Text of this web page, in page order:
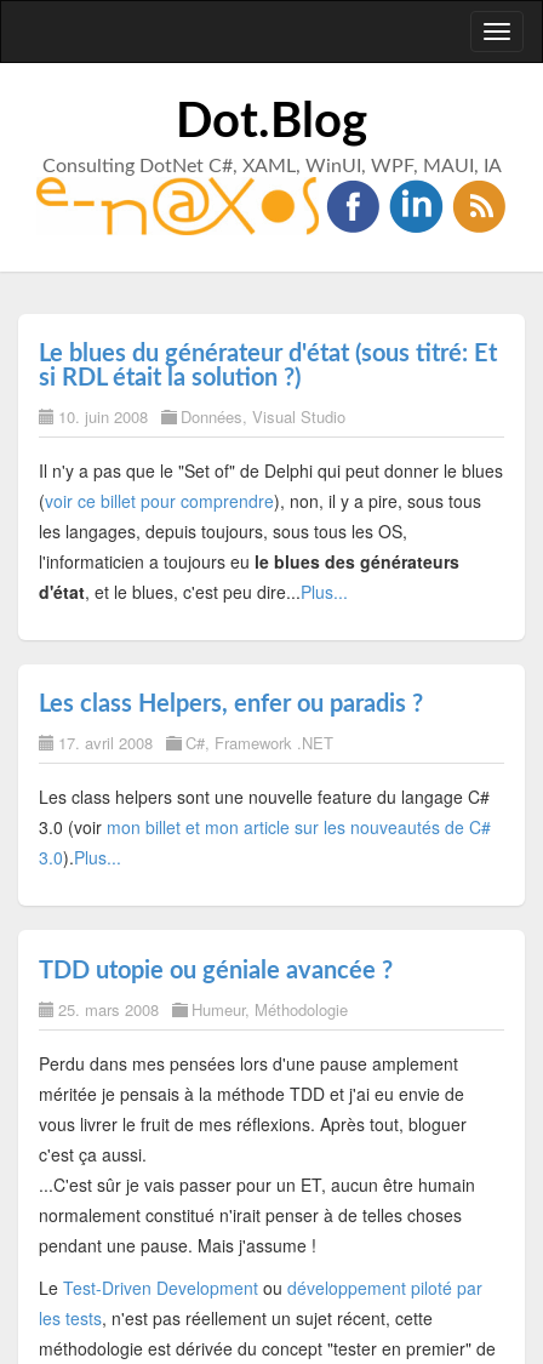
Dot.Blog
Consulting DotNet C#, XAML, WinUI, WPF, MAUI, IA
Le blues du générateur d'état (sous titré: Et
si RDL était la solution ?)
10. juin 2008 Données, Visual Studio
Il n'y a pas que le "Set of" de Delphi qui peut donner le blues
(voir ce billet pour comprendre), non, il y a pire, sous tous
les langages, depuis toujours, sous tous les OS,
l'informaticien a toujours eu le blues des générateurs
d'état, et le blues, c'est peu dire...Plus...
Les class Helpers, enfer ou paradis ?
17. avril 2008 C#, Framework .NET
Les class helpers sont une nouvelle feature du langage C#
3.0 (voir mon billet et mon article sur les nouveautés de C#
3.0).Plus...
TDD utopie ou géniale avancée ?
25. mars 2008 Humeur, Méthodologie
Perdu dans mes pensées lors d'une pause amplement
méritée je pensais à la méthode TDD et j'ai eu envie de
vous livrer le fruit de mes réflexions. Après tout, bloguer
c'est ça aussi.
...C'est sûr je vais passer pour un ET, aucun être humain
normalement constitué n'irait penser à de telles choses
pendant une pause. Mais j'assume !
Le Test-Driven Developmentou développement piloté par
les tests, n'est pas réellement un sujet récent, cette
méthodologie est dérivée du concept "tester en premier" de